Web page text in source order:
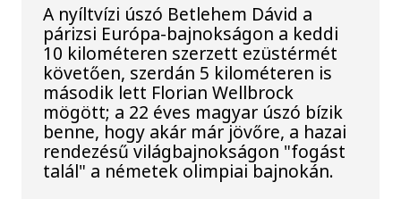
A nyíltvízi úszó Betlehem Dávid a
párizsi Európa-bajnokságon a keddi
10 kilométeren szerzett ezüstérmét
követően, szerdán 5 kilométeren is
második lett Florian Wellbrock
mögött; a 22 éves magyar úszó bízik
benne, hogy akár már jövőre, a hazai
rendezésű világbajnokságon "fogást
talál" a németek olimpiai bajnokán.